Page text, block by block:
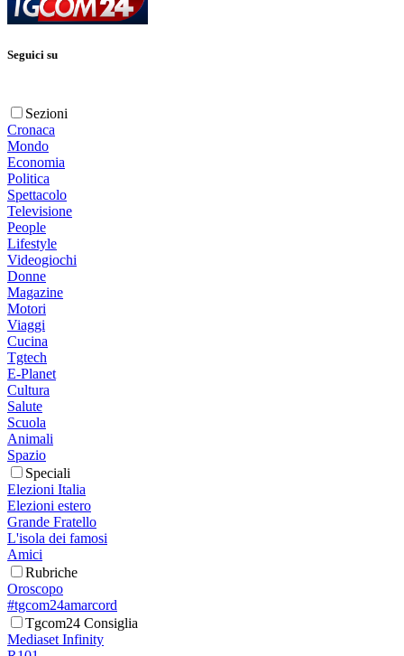
Seguici su
Sezioni
Cronaca
Mondo
Economia
Politica
Spettacolo
Televisione
People
Lifestyle
Videogiochi
Donne
Magazine
Motori
Viaggi
Cucina
Tgtech
E-Planet
Cultura
Salute
Scuola
Animali
Spazio
Speciali
Elezioni Italia
Elezioni estero
Grande Fratello
L'isola dei famosi
Amici
Rubriche
Oroscopo
#tgcom24amarcord
Tgcom24 Consiglia
Mediaset Infinity